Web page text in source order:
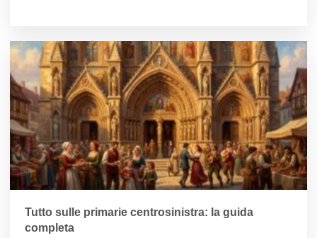
Tutto sulle primarie centrosinistra: la guida
completa